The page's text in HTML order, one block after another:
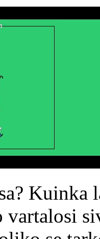
Kuinka
vartalosi